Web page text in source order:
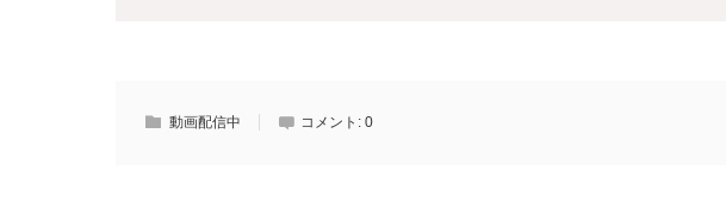
動画配信中 コメント: 0